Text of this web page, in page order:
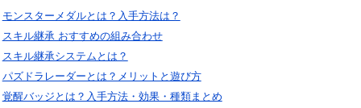
モンスターメダルとは？入手方法は？
スキル継承 おすすめの組み合わせ
スキル継承システムとは？
パズドラレーダーとは？メリットと遊び方
覚醒バッジとは？入手方法・効果・種類まとめ